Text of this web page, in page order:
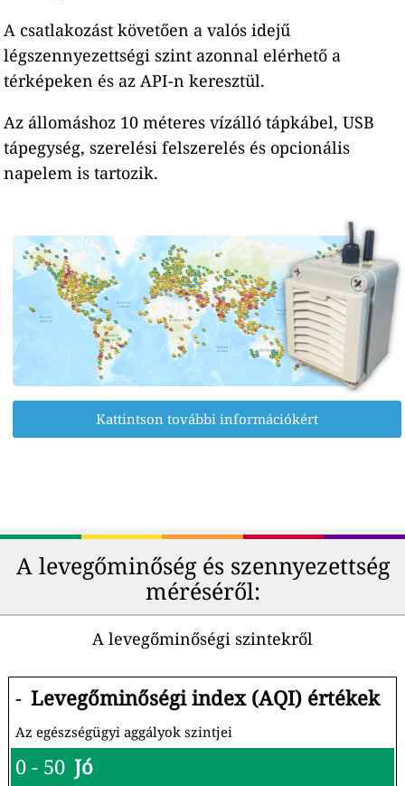
A csatlakozást követően a valós idejű
légszennyezettségi szint azonnal elérhető a
térképeken és az API-n keresztül.
Az állomáshoz 10 méteres vízálló tápkábel, USB
tápegység, szerelési felszerelés és opcionális
napelem is tartozik.
Kattintson további információkért
A levegőminőség és szennyezettség
méréséről:
A levegőminőségi szintekről
- Levegőminőségi index (AQI) értékek
Az egészségügyi aggályok szintjei
0 - 50 Jó